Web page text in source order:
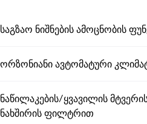
საგზაო ნიშნების ამოცნობის
ორზონიანი ავტომატური
ნაწილაკების/ყვავილის
ნახშირის ფილტრით